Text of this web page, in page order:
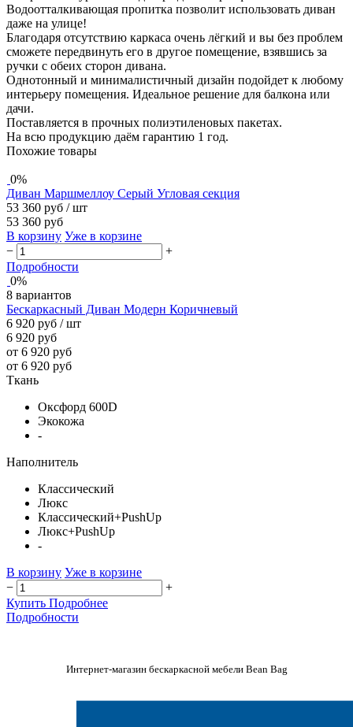
Водоотталкивающая пропитка позволит использовать диван
даже на улице!
Благодаря отсутствию каркаса очень лёгкий и вы без проблем
сможете передвинуть его в другое помещение, взявшись за
ручки с обеих сторон дивана.
Однотонный и минималистичный дизайн подойдет к любому
интерьеру помещения. Идеальное решение для балкона или
дачи.
Поставляется в прочных полиэтиленовых пакетах.
На всю продукцию даём гарантию 1 год.
Похожие товары
0%
Диван Маршмеллоу Серый Угловая секция
53 360 руб / шт
53 360 руб
В корзину Уже в корзине
−
+
Подробности
0%
8 вариантов
Бескаркасный Диван Модерн Коричневый
6 920 руб / шт
6 920 руб
от 6 920 руб
от 6 920 руб
Ткань
Оксфорд 600D
Экокожа
-
Наполнитель
Классический
Люкс
Классический+PushUp
Люкс+PushUp
-
В корзину Уже в корзине
−
+
Купить Подробнее
Подробности
Интернет-магазин бескаркасной мебели Bean Bag